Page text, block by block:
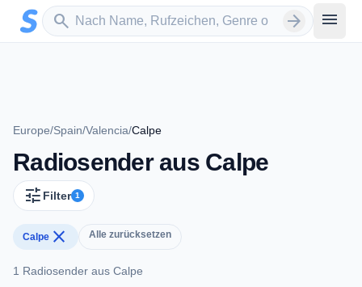
Zum Hauptinhalt springen
search
Sender suchen arrow_forward menu
Europe/Spain/Valencia/Calpe
Radiosender aus Calpe
tune Filter 1
Calpe close Alle zurücksetzen
1 Radiosender aus Calpe